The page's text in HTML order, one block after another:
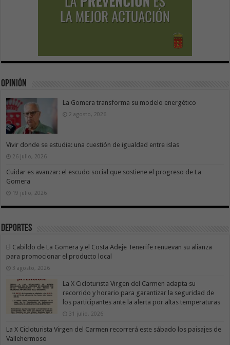
Opinión
La Gomera transforma su modelo energético
2 agosto, 2026
Vivir donde se estudia: una cuestión de igualdad entre islas
26 julio, 2026
Cuidar es avanzar: el escudo social que sostiene el progreso de La
Gomera
19 julio, 2026
Deportes
El Cabildo de La Gomera y el Costa Adeje Tenerife renuevan su alianza
para promocionar el producto local
3 agosto, 2026
La X Cicloturista Virgen del Carmen adapta su
recorrido y horario para garantizar la seguridad de
los participantes ante la alerta por altas temperaturas
31 julio, 2026
La X Cicloturista Virgen del Carmen recorrerá este sábado los paisajes de
Vallehermoso